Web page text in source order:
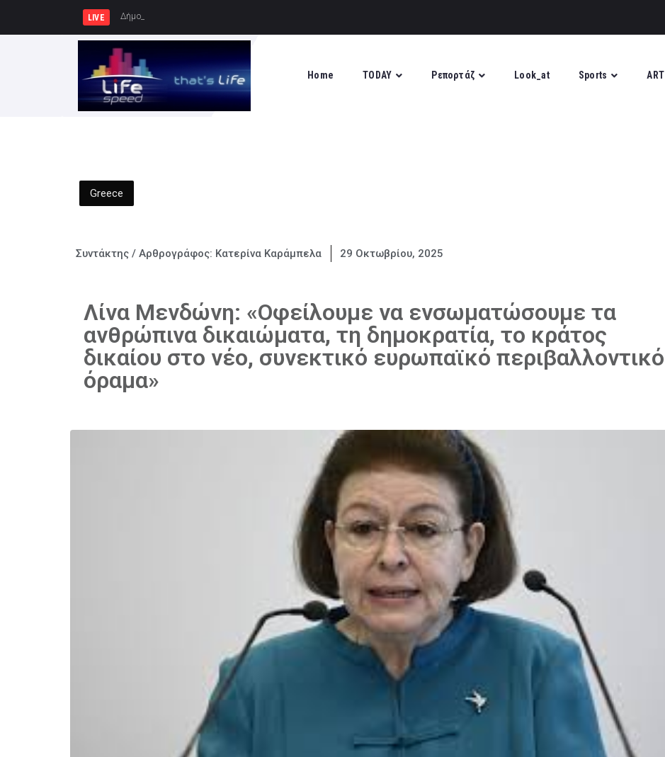
LIVE Δήμος Πατρέων : Τα παιδιά των
Home TODAY Ρεπορτάζ Look_at Sports ART
Greece
Συντάκτης / Αρθρογράφος: Κατερίνα Καράμπελα 29 Οκτωβρίου, 2025
Λίνα Μενδώνη: «Οφείλουμε να ενσωματώσουμε τα
ανθρώπινα δικαιώματα, τη δημοκρατία, το κράτος
δικαίου στο νέο, συνεκτικό ευρωπαϊκό περιβαλλοντικό
όραμα»